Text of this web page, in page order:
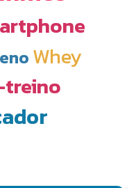
Whey
treino